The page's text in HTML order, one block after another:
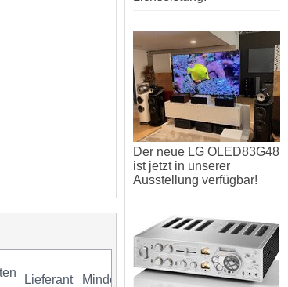
Lieferant Mindestkauf GTIN
Der neue LG OLED83G48
ist jetzt in unserer
Ausstellung verfügbar!